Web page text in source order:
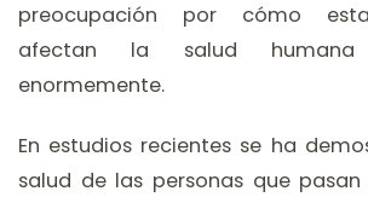
preocupación por cómo
afectan la salud
enormemente.
En estudios recientes se ha
salud de las personas que